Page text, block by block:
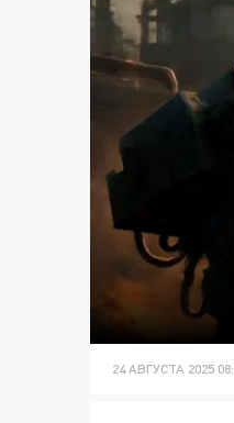
24 АВГУСТА 2025